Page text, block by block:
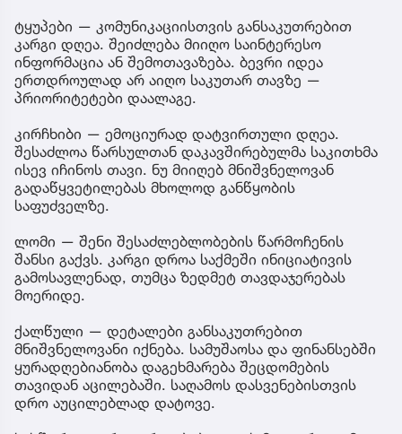
ტყუპები — კომუნიკაციისთვის განსაკუთრებით
კარგი დღეა. შეიძლება მიიღო საინტერესო
ინფორმაცია ან შემოთავაზება. ბევრი იდეა
ერთდროულად არ აიღო საკუთარ თავზე —
პრიორიტეტები დაალაგე.
კირჩხიბი — ემოციურად დატვირთული დღეა.
შესაძლოა წარსულთან დაკავშირებულმა საკითხმა
ისევ იჩინოს თავი. ნუ მიიღებ მნიშვნელოვან
გადაწყვეტილებას მხოლოდ განწყობის
საფუძველზე.
ლომი — შენი შესაძლებლობების წარმოჩენის
შანსი გაქვს. კარგი დროა საქმეში ინიციატივის
გამოსავლენად, თუმცა ზედმეტ თავდაჯერებას
მოერიდე.
ქალწული — დეტალები განსაკუთრებით
მნიშვნელოვანი იქნება. სამუშაოსა და ფინანსებში
ყურადღებიანობა დაგეხმარება შეცდომების
თავიდან აცილებაში. საღამოს დასვენებისთვის
დრო აუცილებლად დატოვე.